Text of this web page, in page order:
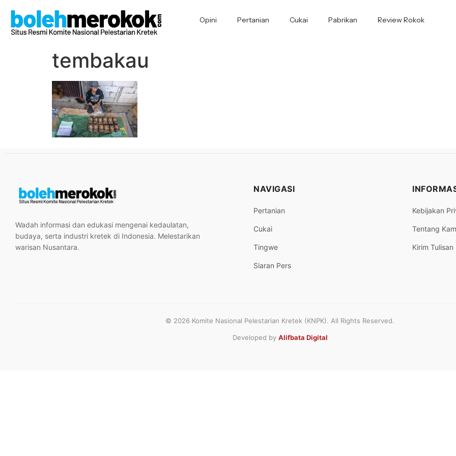
Opini Pertanian Cukai Pabrikan Review Rokok
tembakau
Wadah informasi dan edukasi mengenai kedaulatan,
budaya, serta industri kretek di Indonesia. Melestarikan
warisan Nusantara.
NAVIGASI
Pertanian
Cukai
Tingwe
Siaran Pers
Kebijakan
Tentang
Kirim Tulisan
© 2026 Komite Nasional Pelestarian Kretek (KNPK). All Rights Reserved.
Developed by Alifbata Digital